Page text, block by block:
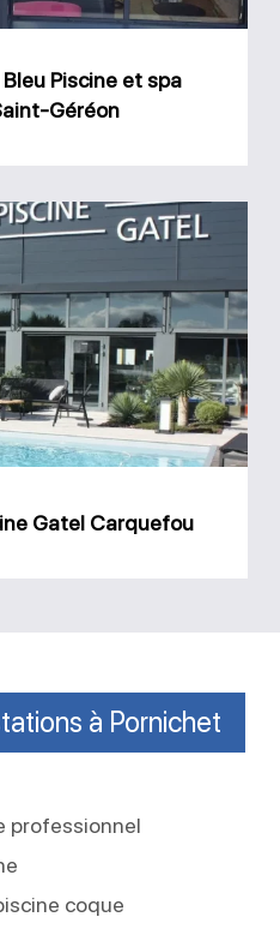
Ancenis-
Géréon
Piscine et spa
Géréon
Magasin
Piscine
Gatel
Carquefou
Gatel Carquefou
à Pornichet
professionnel
coque